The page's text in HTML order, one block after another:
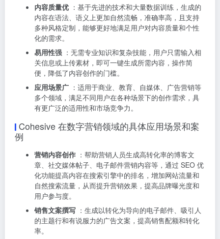
内容质量优 ：基于先进的技术和大量数据训练，生成的
内容在语法、语义上更加自然流畅，准确率高，且支持
多种风格定制，能够更好地满足用户对内容质量和个性
化的需求。
易用性强 ：无需专业知识和复杂技能，用户只需输入相
关信息或上传素材，即可一键生成所需内容，操作简
便，降低了内容创作的门槛。
应用场景广 ：适用于商业、教育、自媒体、广告营销等
多个领域，满足不同用户在各种场景下的创作需求，具
有更广泛的适用性和市场竞争力。
Cohesive 在数字营销领域的具体应用场景和案
例
营销内容创作 ：帮助营销人员生成高转化率的博客文
章、社交媒体帖子、电子邮件营销内容等，通过 SEO 优
化功能提高内容在搜索引擎中的排名，增加网站流量和
自然搜索流量，从而提升营销效果，提高品牌曝光度和
用户参与度。
销售文案撰写 ：生成以转化为导向的电子邮件、吸引人
的主题行和有说服力的广告文案，提高销售配额和转化
率。